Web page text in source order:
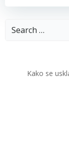
Search
Kako se